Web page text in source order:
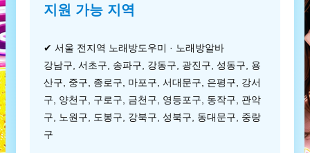
지원 가능 지역
✔ 서울 전지역 노래방도우미 · 노래방알바
강남구, 서초구, 송파구, 강동구, 광진구, 성동구, 용
산구, 중구, 종로구, 마포구, 서대문구, 은평구, 강서
구, 양천구, 구로구, 금천구, 영등포구, 동작구, 관악
구, 노원구, 도봉구, 강북구, 성북구, 동대문구, 중랑
구